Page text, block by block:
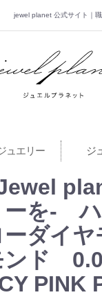
jewel planet 公式サイト｜
ュエリー ジ
ーを- ハ
ーダイ
ンド